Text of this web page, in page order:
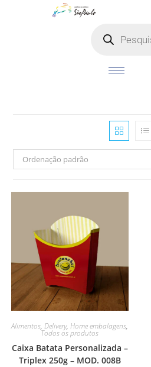
Ordenação padrão
Alimentos,Delivery,Home embalagens,
Todos os produtos
Caixa Batata Personalizada –
Triplex 250g – MOD. 008B